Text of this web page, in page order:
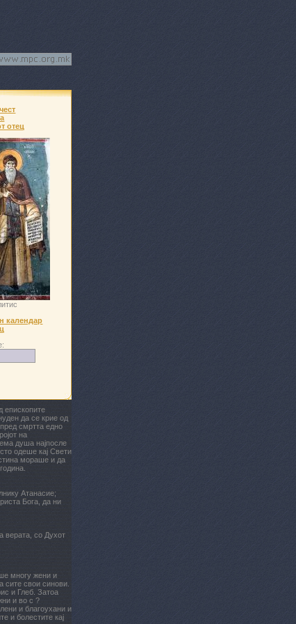
отец
календар
епископите
да се крие од
смртта едно
на
душа најпосле
одеше кај Свети
мораше и да
Атанасие;
Бога, да ни
верата, со Духот
многу жени и
сите свои синови.
и Глеб. Затоа
и во с ?
и благоухани и
и болестите кај